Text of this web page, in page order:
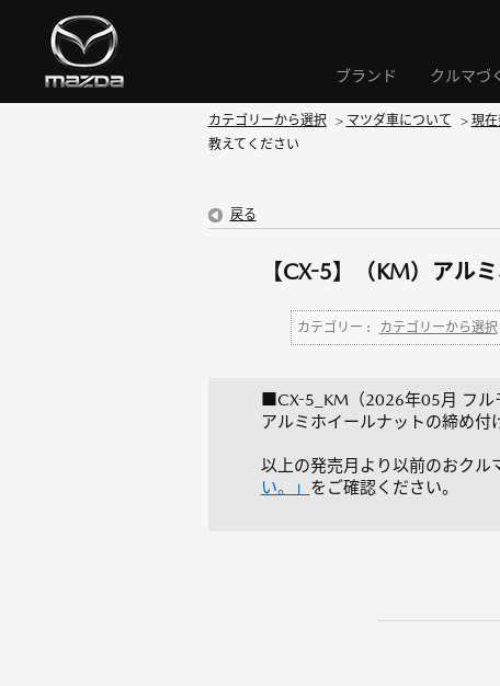
ブランド クルマづ
カテゴリーから選択 > マツダ車について > 現在
教えてください
戻る
【CX-5】（KM）アル
カテゴリー : カテゴリーから選択
■CX-5_KM（2026年05月 フル
アルミホイールナットの締め付
以上の発売月より以前のおクル
い。」 をご確認ください。